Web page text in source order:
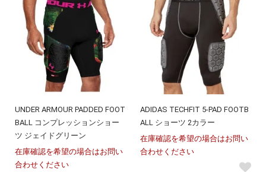
UNDER ARMOUR PADDED FOOT
BALL コンプレッションショー
ツ ジェイドグリーン
在庫確認を希望の場合はお問い
合わせください
ADIDAS TECHFIT 5-PAD FOOTB
ALL ショーツ 2カラー
在庫確認を希望の場合はお問い
合わせください